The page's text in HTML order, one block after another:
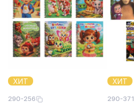
ХИТ
290-256
ХИТ
290-371